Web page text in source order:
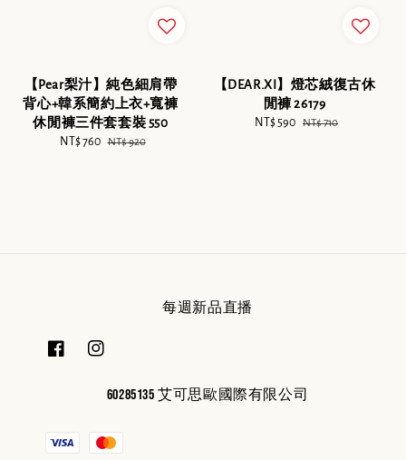
【Pear梨汁】純色細肩帶
背心+韓系簡約上衣+寬褲
休閒褲三件套套裝 550
Sale
NT$ 760 Regular
NT$ 920
【DEAR.XI】燈芯絨復古休
閒褲 26179
Sale
NT$ 590 Regular
NT$ 710
每週新品直播
60285135 艾可思歐國際有限公司